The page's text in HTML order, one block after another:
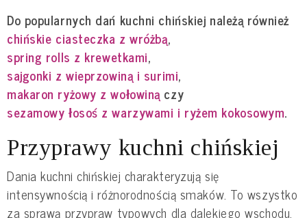
Do popularnych dań kuchni chińskiej należą również
chińskie ciasteczka z wróżbą,
spring rolls z krewetkami,
sajgonki z wieprzowiną i surimi,
makaron ryżowy z wołowinączy
sezamowy łosoś z warzywami i ryżem kokosowym.
Przyprawy kuchni chińskiej
Dania kuchni chińskiej charakteryzują się
intensywnością i różnorodnością smaków. To wszystko
za sprawą przypraw typowych dla dalekiego wschodu.